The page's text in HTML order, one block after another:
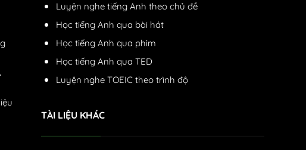
Luyện nghe tiếng Anh theo chủ đề
Học tiếng Anh qua bài hát
Học tiếng Anh qua phim
Học tiếng Anh qua TED
Luyện nghe TOEIC theo trình độ
TÀI LIỆU KHÁC